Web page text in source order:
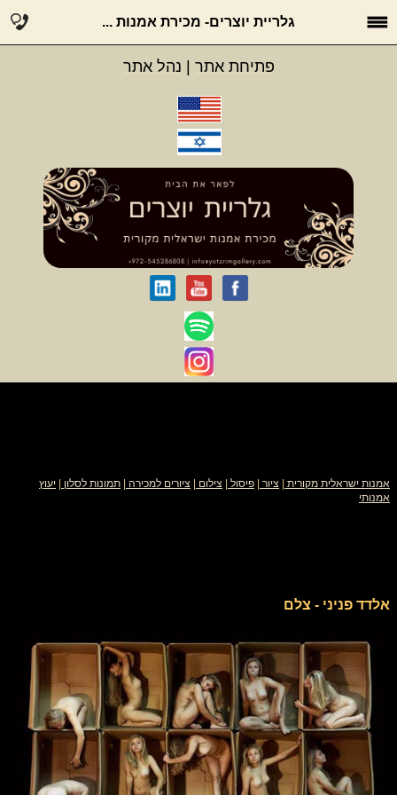
גלריית יוצרים- מכירת אמנות ...
פתיחת אתר נהל אתר
אמנות ישראלית מקורית ציור פיסול צילום ציורים למכירה תמונות לסלון
יעוץ
אמנותי
אלדד פניני - צלם